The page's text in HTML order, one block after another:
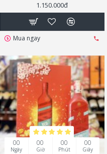
1.150.000đ
Mua ngay
00
Ngày
00
Giờ
00
Phút
00
Giây